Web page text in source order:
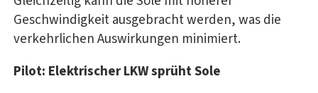
Geschwindigkeit ausgebracht werden, was die
verkehrlichen Auswirkungen minimiert.
Pilot: Elektrischer LKW sprüht Sole